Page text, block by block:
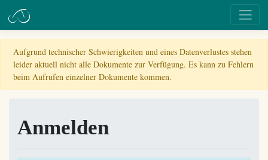
Aufgrund technischer Schwierigkeiten und eines Datenverlustes stehen
leider aktuell nicht alle Dokumente zur Verfügung. Es kann zu Fehlern
beim Aufrufen einzelner Dokumente kommen.
Anmelden